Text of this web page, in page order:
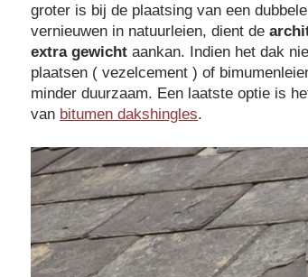
groter is bij de plaatsing van een
vernieuwen in natuurleien, dient de
extra gewicht aankan. Indien het dak
plaatsen ( vezelcement ) of
minder duurzaam. Een laatste optie is
van bitumen dakshingles.